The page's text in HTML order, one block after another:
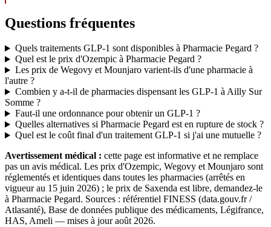
Questions fréquentes
Quels traitements GLP-1 sont disponibles à Pharmacie Pegard ?
Quel est le prix d'Ozempic à Pharmacie Pegard ?
Les prix de Wegovy et Mounjaro varient-ils d'une pharmacie à
l'autre ?
Combien y a-t-il de pharmacies dispensant les GLP-1 à Ailly Sur
Somme ?
Faut-il une ordonnance pour obtenir un GLP-1 ?
Quelles alternatives si Pharmacie Pegard est en rupture de stock ?
Quel est le coût final d'un traitement GLP-1 si j'ai une mutuelle ?
Avertissement médical : cette page est informative et ne remplace
pas un avis médical. Les prix d'Ozempic, Wegovy et Mounjaro sont
réglementés et identiques dans toutes les pharmacies (arrêtés en
vigueur au 15 juin 2026) ; le prix de Saxenda est libre, demandez-le
à Pharmacie Pegard. Sources : référentiel FINESS (data.gouv.fr /
Atlasanté), Base de données publique des médicaments, Légifrance,
HAS, Ameli — mises à jour août 2026.